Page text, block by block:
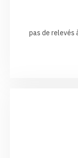
pas de relevés